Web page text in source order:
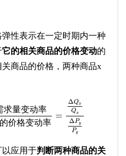
性表示在一定时期内一种
它的相关商品的价格变动的
商品的价格，两种商品x
求量变动率
的价格变动率
=
ΔQx
Qx
ΔPy
Py
应用于判断两种商品的关